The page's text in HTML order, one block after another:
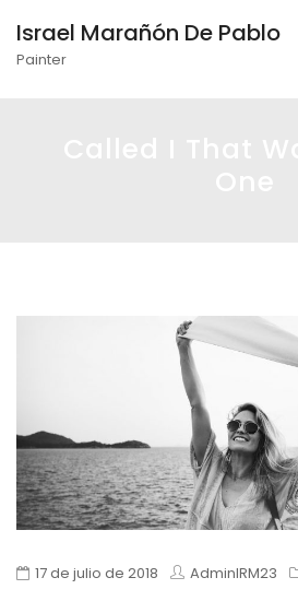
Israel Marañón De Pablo
Painter
17 de julio de 2018 AdminIRM23